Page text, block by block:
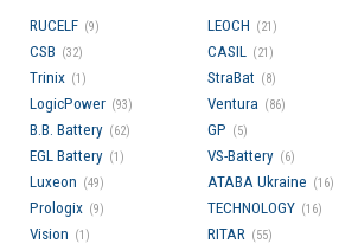
RUCELF (9) LEOCH (21)
CSB (32) CASIL (21)
Trinix (1) StraBat (8)
LogicPower (93) Ventura (86)
B.B. Battery (62) GP (5)
EGL Battery (1) VS-Battery (6)
Luxeon (49) ATABA Ukraine (16)
Prologix (9) TECHNOLOGY (16)
Vision (1) RITAR (55)